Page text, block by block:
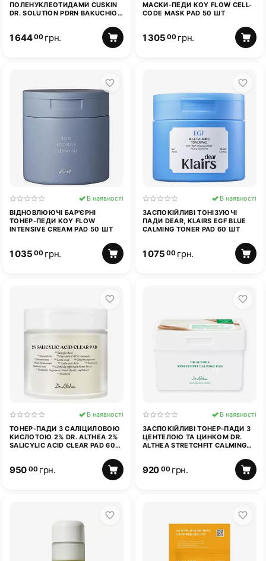
ПОЛЕНУКЛЕОТИДАМИ CUSKIN
DR. SOLUTION PDRN BAKUCHIOL
1 644 00 грн.
МАСКИ-ПЕДИ KOY FLOW CELL-
CODE MASK PAD 50 ШТ
1 305 00 грн.
ВІДНОВЛЮЮЧІ БАР'ЄРНІ
ТОНЕР-ПЕДИ KOY FLOW
INTENSIVE CREAM PAD 50 ШТ
В наявності
1 035 00 грн.
ЗАСПОКІЙЛИВІ ТОНІЗУЮЧІ
ПАДИ DEAR, KLAIRS EGF BLUE
CALMING TONER PAD 60 ШТ
В наявності
1 075 00 грн.
ТОНЕР-ПАДИ З САЛІЦИЛОВОЮ
КИСЛОТОЮ 2% DR. ALTHEA 2%
SALICYLIC ACID CLEAR PAD 60
В наявності
950 00 грн.
ЗАСПОКІЙЛИВІ ТОНЕР-ПАДИ З
ЦЕНТЕЛОЮ ТА ЦИНКОМ DR.
ALTHEA STRETCHFIT CALMING
В наявності
920 00 грн.